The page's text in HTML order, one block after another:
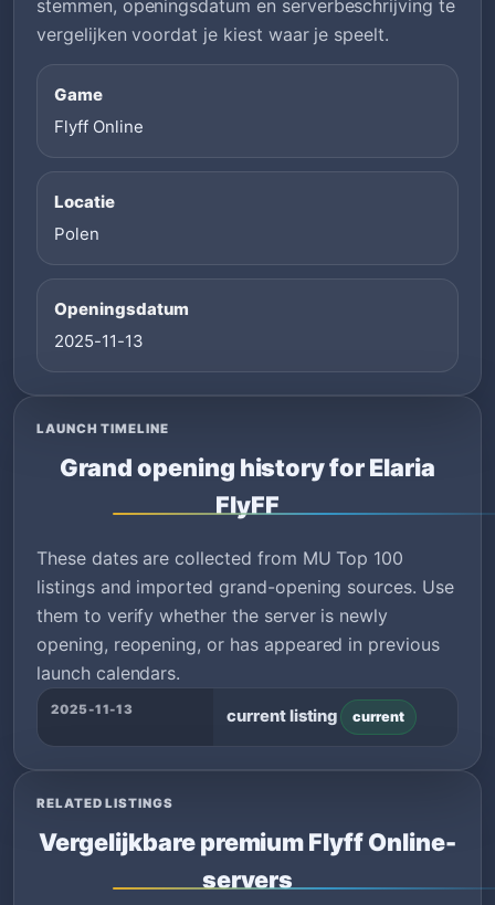
stemmen, openingsdatum en serverbeschrijving te
vergelijken voordat je kiest waar je speelt.
Game
Flyff Online
Locatie
Polen
Openingsdatum
2025-11-13
LAUNCH TIMELINE
Grand opening history for Elaria
FlyFF
These dates are collected from MU Top 100
listings and imported grand-opening sources. Use
them to verify whether the server is newly
opening, reopening, or has appeared in previous
launch calendars.
2025-11-13 current listing current
RELATED LISTINGS
Vergelijkbare premium Flyff Online-
servers